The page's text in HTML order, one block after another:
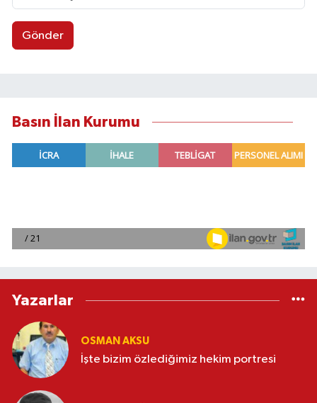
Gönder
Basın İlan Kurumu
Yazarlar
OSMAN AKSU
İşte bizim özlediğimiz hekim portresi